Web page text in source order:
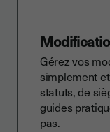
Gérez vos
simplement
statuts, de
guides
pas.